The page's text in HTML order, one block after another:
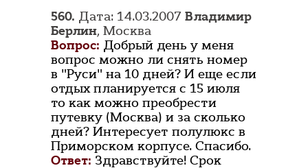
560. Дата: 14.03.2007 Владимир
Берлин, Москва
Вопрос: Добрый день у меня
вопрос можно ли снять номер
в "Руси" на 10 дней? И еще если
отдых планируется с 15 июля
то как можно преобрести
путевку (Москва) и за сколько
дней? Интересует полулюкс в
Приморском корпусе. Спасибо.
Ответ: Здравствуйте! Срок